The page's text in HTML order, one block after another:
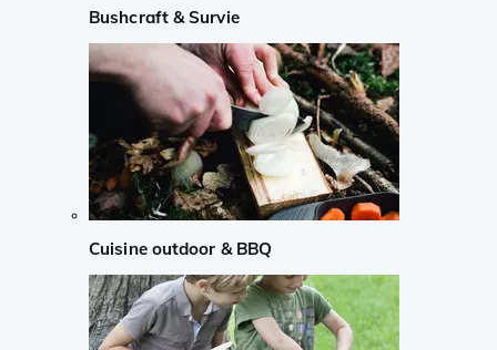
Bushcraft & Survie
Cuisine outdoor & BBQ